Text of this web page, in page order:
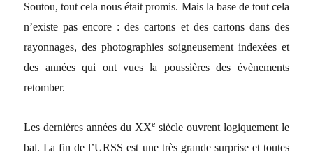
Soutou, tout cela nous était promis. Mais la base de tout cela
n’existe pas encore : des cartons et des cartons dans des
rayonnages, des photographies soigneusement indexées et
des années qui ont vues la poussières des évènements
retomber.
Les dernières années du XXe siècle ouvrent logiquement le
bal. La fin de l’URSS est une très grande surprise et toutes